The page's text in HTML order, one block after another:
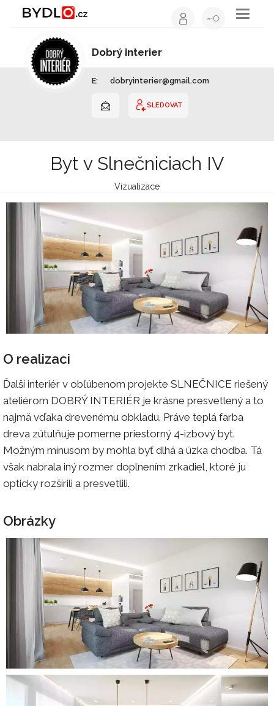
Toggle
Dobrý interier
E: dobryinterier@gmail.com
SLEDOVAT
Byt v Slnečniciach IV
Vizualizace
O realizaci
Ďalší interiér v obľúbenom projekte SLNEČNICE riešený
ateliérom DOBRÝ INTERIÉR je krásne presvetlený a to
najmä vďaka drevenému obkladu. Práve teplá farba
dreva zútulňuje pomerne priestorný 4-izbový byt.
Možným mínusom by mohla byť dlhá a úzka chodba. Tá
však nabrala iný rozmer doplnením zrkadiel, ktoré ju
opticky rozšírili a presvetlili.
Obrázky